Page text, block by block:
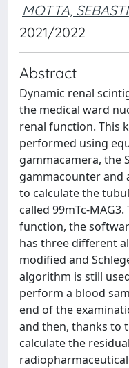
MOTTA,
2021/2022
Abstract
Dynamic renal
the medical ward
renal function. This
performed using
gammacamera, the
gammacounter and
to calculate the
called 99mTc-
function, the
has three different
modified and
algorithm is still
perform a blood
end of the
and then, thanks to
calculate the